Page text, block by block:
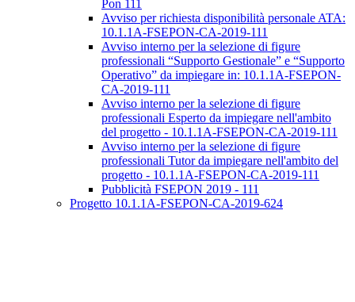
Pon 111
Avviso per richiesta disponibilità personale ATA:
10.1.1A-FSEPON-CA-2019-111
Avviso interno per la selezione di figure
professionali “Supporto Gestionale” e “Supporto
Operativo” da impiegare in: 10.1.1A-FSEPON-
CA-2019-111
Avviso interno per la selezione di figure
professionali Esperto da impiegare nell'ambito
del progetto - 10.1.1A-FSEPON-CA-2019-111
Avviso interno per la selezione di figure
professionali Tutor da impiegare nell'ambito del
progetto - 10.1.1A-FSEPON-CA-2019-111
Pubblicità FSEPON 2019 - 111
Progetto 10.1.1A-FSEPON-CA-2019-624